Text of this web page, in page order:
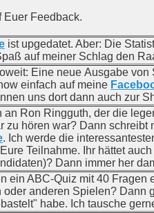
Euer Feedback.
ist upgedatet. Aber: Die
auf meiner Schlag den
Eine neue Ausgabe
einfach auf meine
uns dort dann auch zur
an Ron Ringguth, der die
zu hören war? Dann schreibt
. Ich werde die
Teilnahme. Ihr hättet
Dann immer her
ein ABC-Quiz mit 40
oder anderen Spielen? Dann
habe. Ich tausche